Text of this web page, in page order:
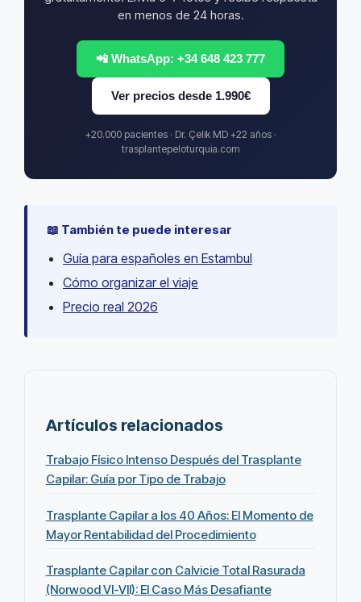
en menos de 24 horas.
📲 WhatsApp: +34 648 423 777
Ver precios desde 1.990€
+20.000 pacientes · Dr. Çelik MD +22 años ·
trasplantepeloturquia.com
📖 También te puede interesar
Guía para españoles en Estambul
Cómo organizar el viaje
Precio real 2026
Artículos relacionados
Trabajo Físico Intenso Después del Trasplante
Capilar: Guía por Tipo de Trabajo
Trasplante Capilar a los 40 Años: El Momento de
Mayor Rentabilidad del Procedimiento
Trasplante Capilar con Calvicie Total Rasurada
(Norwood VI-VII): El Caso Más Desafiante